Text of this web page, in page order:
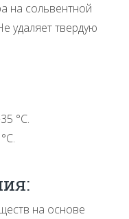
на сольвентной
удаляет твердую
°С.
на основе